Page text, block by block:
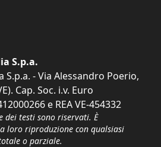
S.p.a.
- Via Alessandro Poerio,
Cap. Soc. i.v. Euro
e REA VE-454332
testi sono riservati. È
loro riproduzione con qualsiasi
o parziale.